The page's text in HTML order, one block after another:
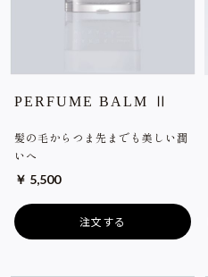
PERFUME BALM Ⅱ
髪の毛からつま先までも美しい潤
いへ
￥ 5,500
注文する